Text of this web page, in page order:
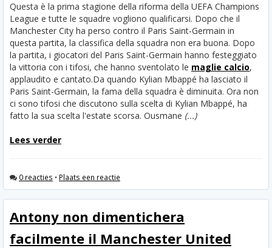
Questa è la prima stagione della riforma della UEFA Champions
League e tutte le squadre vogliono qualificarsi. Dopo che il
Manchester City ha perso contro il Paris Saint-Germain in
questa partita, la classifica della squadra non era buona. Dopo
la partita, i giocatori del Paris Saint-Germain hanno festeggiato
la vittoria con i tifosi, che hanno sventolato le maglie calcio,
applaudito e cantato.Da quando Kylian Mbappé ha lasciato il
Paris Saint-Germain, la fama della squadra è diminuita. Ora non
ci sono tifosi che discutono sulla scelta di Kylian Mbappé, ha
fatto la sua scelta l'estate scorsa. Ousmane (...)
Lees verder
0 reacties • Plaats een reactie
Antony non dimentichera
facilmente il Manchester United